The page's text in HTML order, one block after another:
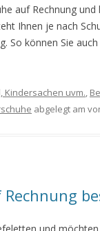
auf Rechnung
Ihnen je nach
So können Sie
Kindersachen uvm.,
abgelegt am